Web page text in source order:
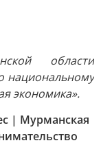
области
национальному
экономика».
| Мурманская